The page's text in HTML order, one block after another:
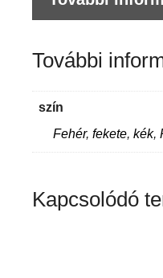
További
szín
Fehér, fekete, kék,
Kapcsolódó